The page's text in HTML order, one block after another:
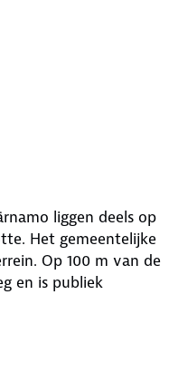
liggen deels op
Het gemeentelijke
Op 100 m van de
en is publiek